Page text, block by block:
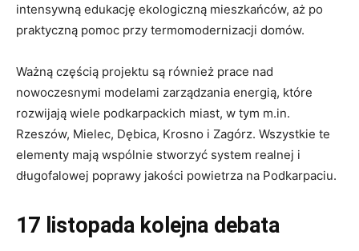
intensywną edukację ekologiczną mieszkańców, aż po
praktyczną pomoc przy termomodernizacji domów.
Ważną częścią projektu są również prace nad
nowoczesnymi modelami zarządzania energią, które
rozwijają wiele podkarpackich miast, w tym m.in.
Rzeszów, Mielec, Dębica, Krosno i Zagórz. Wszystkie te
elementy mają wspólnie stworzyć system realnej i
długofalowej poprawy jakości powietrza na Podkarpaciu.
17 listopada kolejna debata